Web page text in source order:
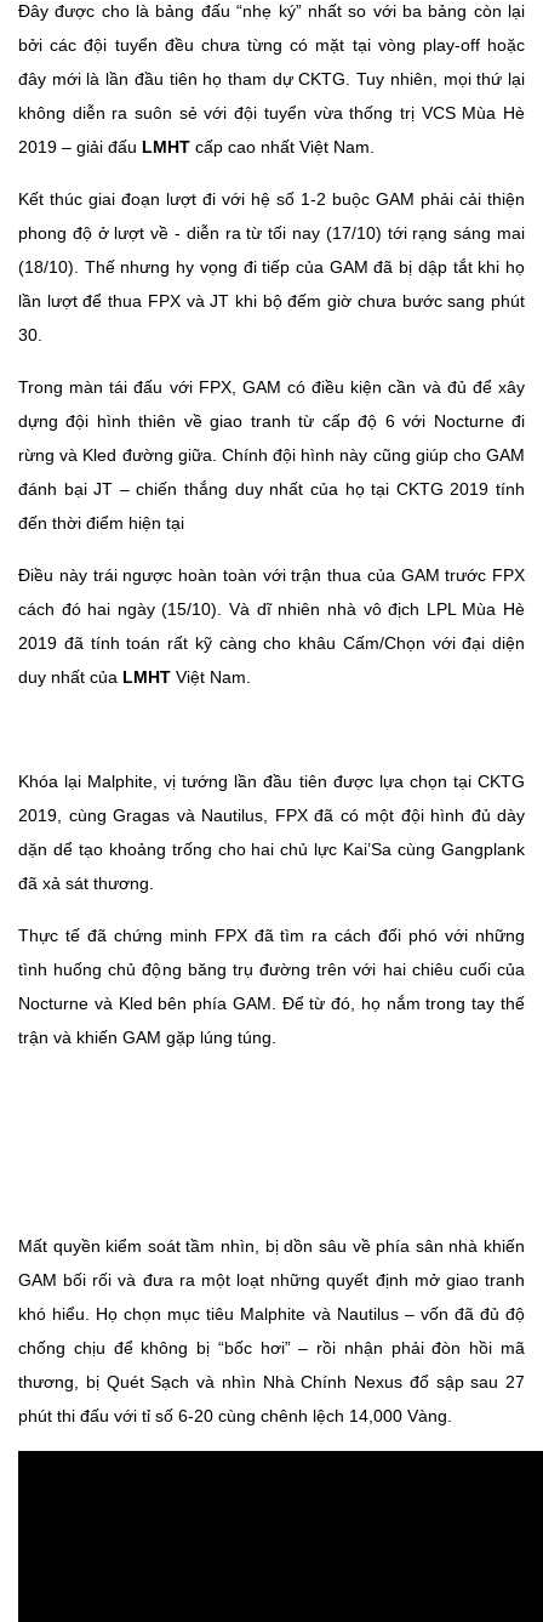
Đây được cho là bảng đấu “nhẹ ký” nhất so với ba bảng còn lại
bởi các đội tuyển đều chưa từng có mặt tại vòng play-off hoặc
đây mới là lần đầu tiên họ tham dự CKTG. Tuy nhiên, mọi thứ lại
không diễn ra suôn sẻ với đội tuyển vừa thống trị VCS Mùa Hè
2019 – giải đấu LMHT cấp cao nhất Việt Nam.
Kết thúc giai đoạn lượt đi với hệ số 1-2 buộc GAM phải cải thiện
phong độ ở lượt về - diễn ra từ tối nay (17/10) tới rạng sáng mai
(18/10). Thế nhưng hy vọng đi tiếp của GAM đã bị dập tắt khi họ
lần lượt để thua FPX và JT khi bộ đếm giờ chưa bước sang phút
30.
Trong màn tái đấu với FPX, GAM có điều kiện cần và đủ để xây
dựng đội hình thiên về giao tranh từ cấp độ 6 với Nocturne đi
rừng và Kled đường giữa. Chính đội hình này cũng giúp cho GAM
đánh bại JT – chiến thắng duy nhất của họ tại CKTG 2019 tính
đến thời điểm hiện tại
Điều này trái ngược hoàn toàn với trận thua của GAM trước FPX
cách đó hai ngày (15/10). Và dĩ nhiên nhà vô địch LPL Mùa Hè
2019 đã tính toán rất kỹ càng cho khâu Cấm/Chọn với đại diện
duy nhất của LMHT Việt Nam.
Khóa lại Malphite, vị tướng lần đầu tiên được lựa chọn tại CKTG
2019, cùng Gragas và Nautilus, FPX đã có một đội hình đủ dày
dặn dể tạo khoảng trống cho hai chủ lực Kai’Sa cùng Gangplank
đã xả sát thương.
Thực tế đã chứng minh FPX đã tìm ra cách đối phó với những
tình huống chủ động băng trụ đường trên với hai chiêu cuối của
Nocturne và Kled bên phía GAM. Để từ đó, họ nắm trong tay thế
trận và khiến GAM gặp lúng túng.
Mất quyền kiểm soát tầm nhìn, bị dồn sâu về phía sân nhà khiến
GAM bối rối và đưa ra một loạt những quyết định mở giao tranh
khó hiểu. Họ chọn mục tiêu Malphite và Nautilus – vốn đã đủ độ
chống chịu để không bị “bốc hơi” – rồi nhận phải đòn hồi mã
thương, bị Quét Sạch và nhìn Nhà Chính Nexus đổ sập sau 27
phút thi đấu với tỉ số 6-20 cùng chênh lệch 14,000 Vàng.